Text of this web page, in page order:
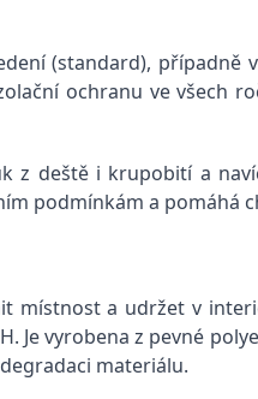
(standard), případně
ochranu ve všech
z deště i krupobití a
podmínkám a pomáhá
místnost a udržet v
Je vyrobena z pevné
materiálu.